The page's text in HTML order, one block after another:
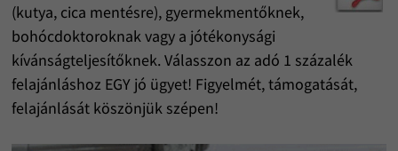
(kutya, cica mentésre), gyermekmentőknek,
bohócdoktoroknak vagy a jótékonysági
kívánságteljesítőknek. Válasszon az adó 1 százalék
felajánláshoz EGY jó ügyet! Figyelmét, támogatását,
felajánlását köszönjük szépen!